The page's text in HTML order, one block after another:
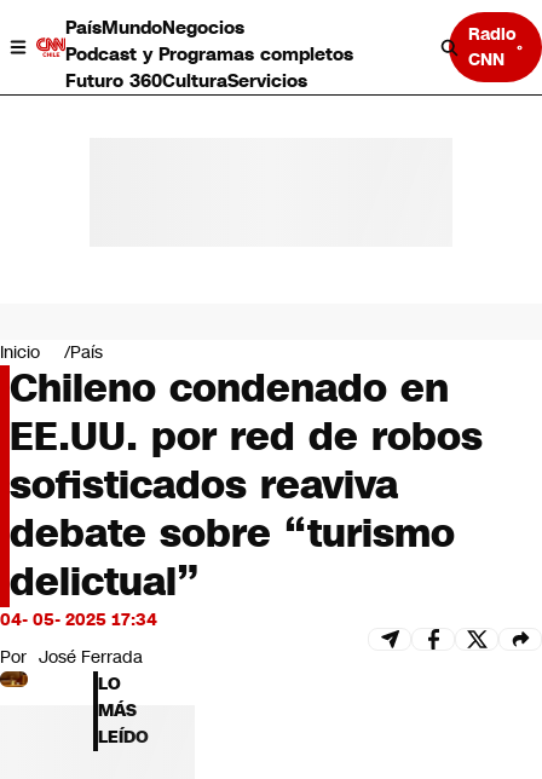
PaísMundoNegocios
Podcast y Programas completos
Futuro 360CulturaServicios
Radio
CNN
Negocios
Deportes
Programas completos
Cultura
Servicios
Bits
CNN tiempo
Futuro 360
Opinión
Inicio País
Chileno condenado en
EE.UU. por red de robos
sofisticados reaviva
debate sobre “turismo
delictual”
04- 05- 2025 17:34
Por José Ferrada
LO
MÁS
LEÍDO